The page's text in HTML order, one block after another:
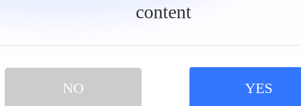
content
NO YES